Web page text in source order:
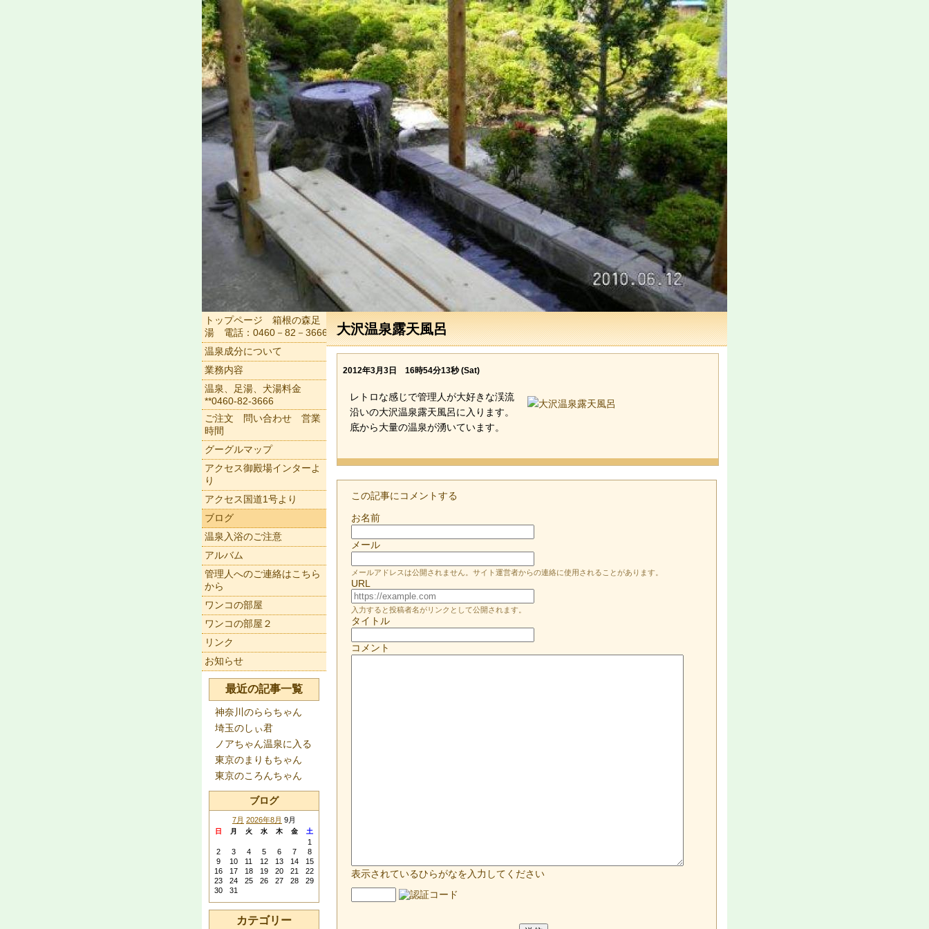
大沢温泉露天風呂
2012年3月3日 16時54分13秒 (Sat)
レトロな感じで管理人が大好きな渓流
沿いの大沢温泉露天風呂に入ります。
底から大量の温泉が湧いています。
この記事にコメントする
お名前
メール
メールアドレスは公開されません。サイト運営者からの連絡に使用されることがあります。
URL
入力すると投稿者名がリンクとして公開されます。
タイトル
コメント
表示されているひらがなを入力してください
トップページ 箱根の森足
湯 電話：0460－82－3666
温泉成分について
業務内容
温泉、足湯、犬湯料金
**0460-82-3666
ご注文 問い合わせ 営業
時間
グーグルマップ
アクセス御殿場インターよ
り
アクセス国道1号より
ブログ
温泉入浴のご注意
アルバム
管理人へのご連絡はこちら
から
ワンコの部屋
ワンコの部屋２
リンク
お知らせ
最近の記事一覧
神奈川のららちゃん
埼玉のしぃ君
ノアちゃん温泉に入る
東京のまりもちゃん
東京のころんちゃん
ブログ
7月 2026年8月 9月
日 月 火 水 木 金 土
1
2
3 4 5 6 7
8
9
10 11 12 13 14
15
16
17 18 19 20 21
22
23
24 25 26 27 28
29
30
31
カテゴリー